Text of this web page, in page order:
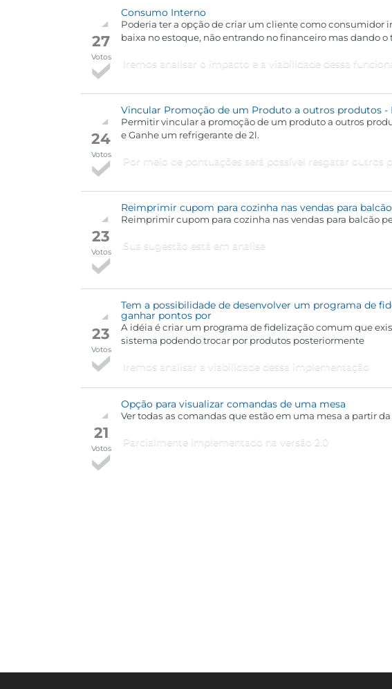
27
Votos
Consumo Interno
Poderia ter a opção de criar um cliente como consumidor
baixa no estoque, não entrando no financeiro mas dando
Iremos analisar o impacto e a viabilidade dessa
24
Votos
Vincular Promoção de um Produto a outros produtos -
Permitir vincular a promoção de um produto a outros
e Ganhe um refrigerante de 2l.
Por meio de pontuações será possível resgatar outros
23
Votos
Reimprimir cupom para cozinha nas vendas para balcão
Reimprimir cupom para cozinha nas vendas para balcão
Sua sugestão está em analise
23
Votos
Tem a possibilidade de desenvolver um programa de
ganhar pontos por
A idéia é criar um programa de fidelização comum que
sistema podendo trocar por produtos posteriormente
Iremos analisar a viabilidade dessa implementação
21
Votos
Opção para visualizar comandas de uma mesa
Ver todas as comandas que estão em uma mesa a partir
Parcialmente implementado na versão 2.0